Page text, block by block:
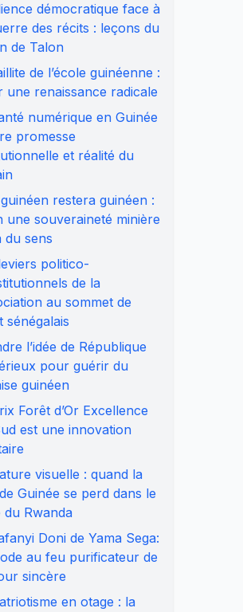
démocratique face à
des récits : leçons du
de Talon
de l’école guinéenne :
une renaissance radicale
numérique en Guinée
promesse
et réalité du
restera guinéen :
une souveraineté minière
du sens
politico-
de la
au sommet de
sénégalais
l’idée de République
pour guérir du
guinéen
Forêt d’Or Excellence
est une innovation
visuelle : quand la
Guinée se perd dans le
du Rwanda
Doni de Yama Sega:
au feu purificateur de
sincère
en otage : la